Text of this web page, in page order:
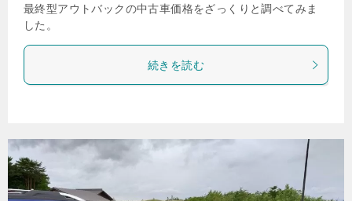
最終型アウトバックの中古車価格をざっくりと調べてみま
した。
続きを読む